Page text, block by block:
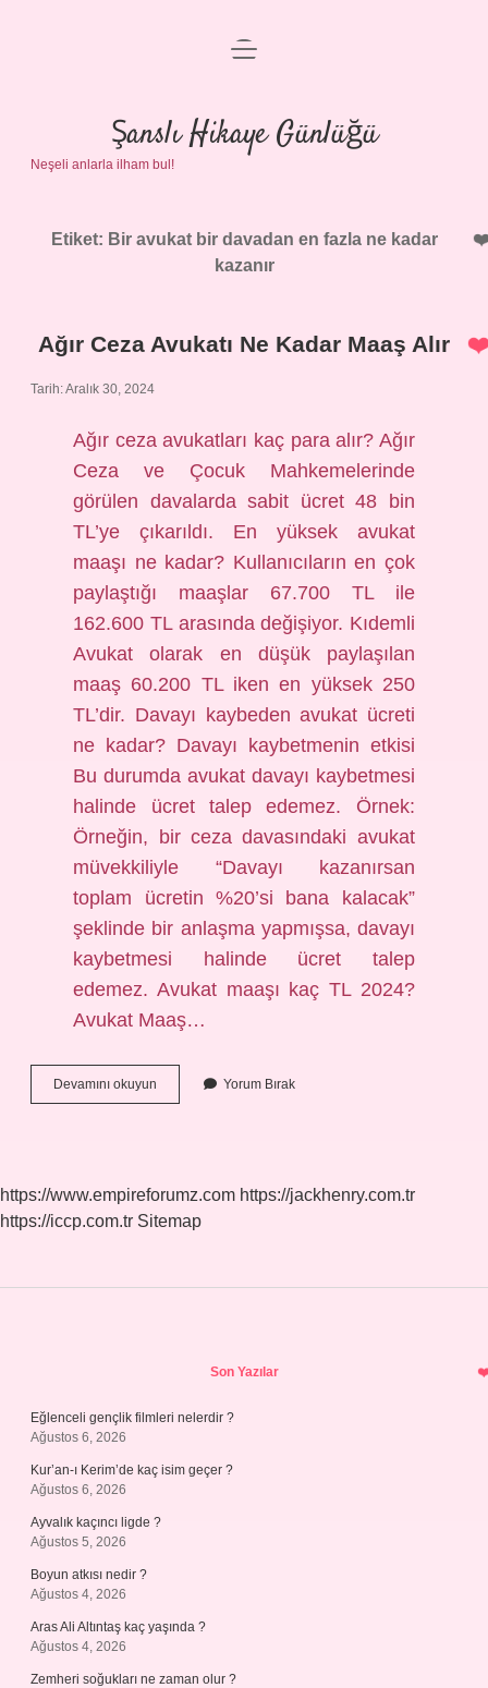
Anasayfa
Gizlilik Politikası
menüyü
Şanslı Hikaye Günlüğü
Neşeli anlarla ilham bul!
Etiket: Bir avukat bir davadan en fazla ne kadar
kazanır
Ağır Ceza Avukatı Ne Kadar Maaş Alır
Tarih: Aralık 30, 2024
Ağır ceza avukatları kaç para alır? Ağır
Ceza ve Çocuk Mahkemelerinde
görülen davalarda sabit ücret 48 bin
TL’ye çıkarıldı. En yüksek avukat
maaşı ne kadar? Kullanıcıların en çok
paylaştığı maaşlar 67.700 TL ile
162.600 TL arasında değişiyor. Kıdemli
Avukat olarak en düşük paylaşılan
maaş 60.200 TL iken en yüksek 250
TL’dir. Davayı kaybeden avukat ücreti
ne kadar? Davayı kaybetmenin etkisi
Bu durumda avukat davayı kaybetmesi
halinde ücret talep edemez. Örnek:
Örneğin, bir ceza davasındaki avukat
müvekkiliyle “Davayı kazanırsan
toplam ücretin %20’si bana kalacak”
şeklinde bir anlaşma yapmışsa, davayı
kaybetmesi halinde ücret talep
edemez. Avukat maaşı kaç TL 2024?
Avukat Maaş…
Devamını okuyun
Ceza
Alır
Yorum Bırak
https://www.empireforumz.com https://jackhenry.com.tr
https://iccp.com.tr Sitemap
Son Yazılar
Eğlenceli gençlik filmleri nelerdir ?
Ağustos 6, 2026
Kur’an-ı Kerim’de kaç isim geçer ?
Ağustos 6, 2026
Ayvalık kaçıncı ligde ?
Ağustos 5, 2026
Boyun atkısı nedir ?
Ağustos 4, 2026
Aras Ali Altıntaş kaç yaşında ?
Ağustos 4, 2026
Zemheri soğukları ne zaman olur ?